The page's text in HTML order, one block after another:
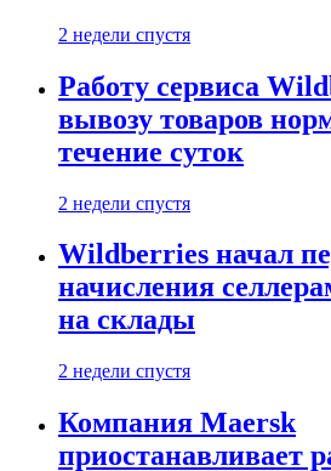
2 недели спустя
Работу сервиса
вывозу товаров
течение суток
2 недели спустя
Wildberries начал
начисления
на склады
2 недели спустя
Компания Maersk
приостанавливает